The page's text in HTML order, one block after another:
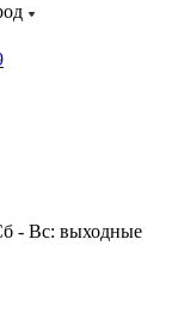
- Вс: выходные